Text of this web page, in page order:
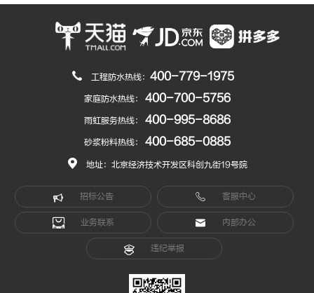
工程防水热线： 400-779-1975
家庭防水热线： 400-700-5756
雨虹服务热线： 400-995-8686
砂浆粉料热线： 400-685-0885
地址：北京经济技术开发区科创九街19号院
招标公告 客服中心
业务联系 内部办公
违纪举报